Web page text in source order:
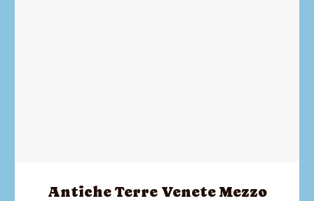
Antiche Terre Venete Mezzo